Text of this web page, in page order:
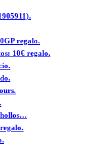
regalo.
10€ regalo.